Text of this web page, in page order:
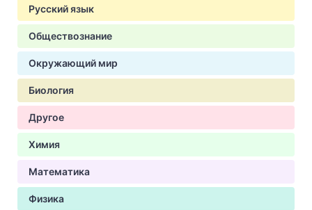
Русский язык
Обществознание
Окружающий мир
Биология
Другое
Химия
Математика
Физика